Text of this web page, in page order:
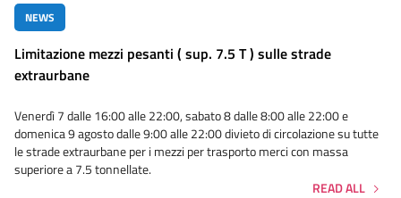
NEWS
Limitazione mezzi pesanti ( sup. 7.5 T ) sulle strade
extraurbane
Venerdì 7 dalle 16:00 alle 22:00, sabato 8 dalle 8:00 alle 22:00 e
domenica 9 agosto dalle 9:00 alle 22:00 divieto di circolazione su tutte
le strade extraurbane per i mezzi per trasporto merci con massa
superiore a 7.5 tonnellate.
READ ALL